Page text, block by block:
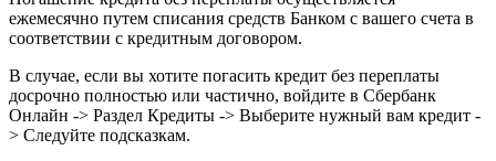
ежемесячно путем списания средств Банком с вашего счета в
соответствии с кредитным договором.
В случае, если вы хотите погасить кредит без переплаты
досрочно полностью или частично, войдите в Сбербанк
Онлайн -> Раздел Кредиты -> Выберите нужный вам кредит -
> Следуйте подсказкам.